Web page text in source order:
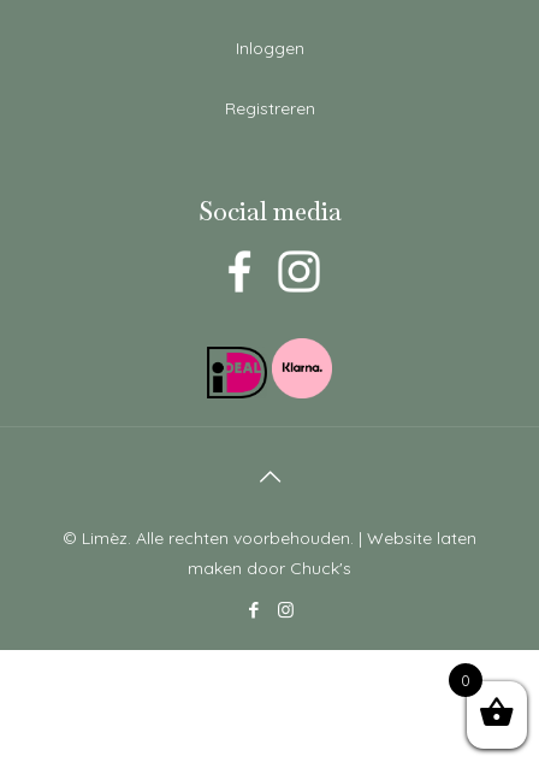
Inloggen
Registreren
Social media
© Limèz. Alle rechten voorbehouden. | Website laten
maken door Chuck's
0